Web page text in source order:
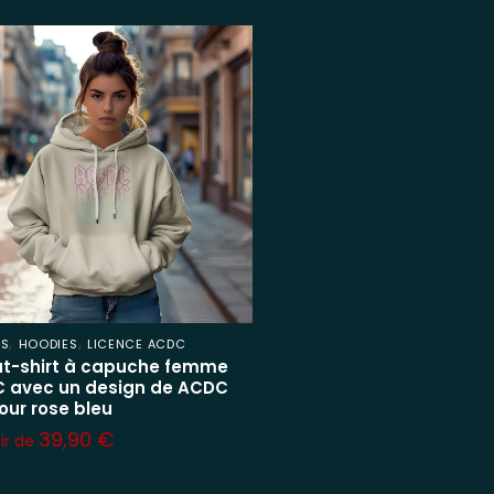
, HOODIES, LICENCE ACDC
shirt à capuche femme
avec un design de ACDC
rose bleu
de 39,90 €